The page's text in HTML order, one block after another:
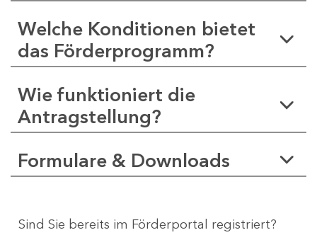
Welche Konditionen bietet
das Förderprogramm?
Wie funktioniert die
Antragstellung?
Formulare & Downloads
Sind Sie bereits im Förderportal registriert?